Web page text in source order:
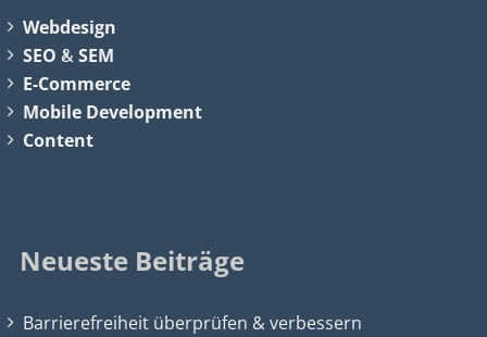
Webdesign
SEO &SEM
E-Commerce
Mobile Development
Content
Neueste Beiträge
Barrierefreiheit überprüfen & verbessern